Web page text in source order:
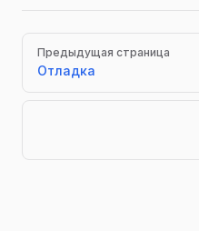
Pager
Предыдущая страница
Отладка